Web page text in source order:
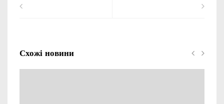
Схожі новини